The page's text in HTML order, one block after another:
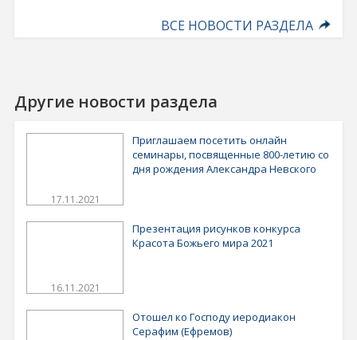
ВСЕ НОВОСТИ РАЗДЕЛА
Другие новости раздела
17.11.2021
Приглашаем посетить онлайн
семинары, посвященные 800-летию со
дня рождения Александра Невского
16.11.2021
Презентация рисунков конкурса
Красота Божьего мира 2021
Отошел ко Господу иеродиакон
Серафим (Ефремов)